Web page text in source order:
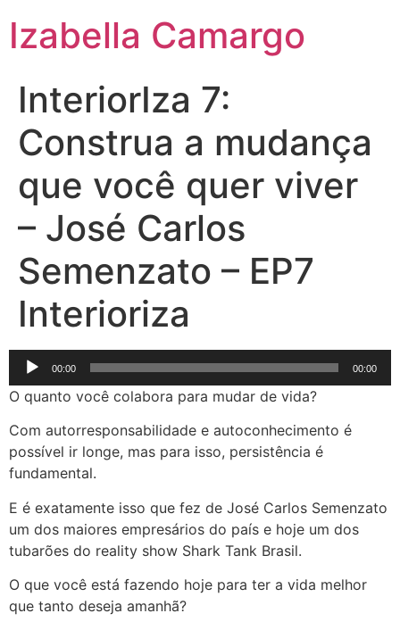
Izabella Camargo
InteriorIza 7:
Construa a mudança
que você quer viver
– José Carlos
Semenzato – EP7
Interioriza
Tocador
de
áudio
00:00 00:00
O quanto você colabora para mudar de vida?
Com autorresponsabilidade e autoconhecimento é
possível ir longe, mas para isso, persistência é
fundamental.
E é exatamente isso que fez de José Carlos Semenzato
um dos maiores empresários do país e hoje um dos
tubarões do reality show Shark Tank Brasil.
O que você está fazendo hoje para ter a vida melhor
que tanto deseja amanhã?